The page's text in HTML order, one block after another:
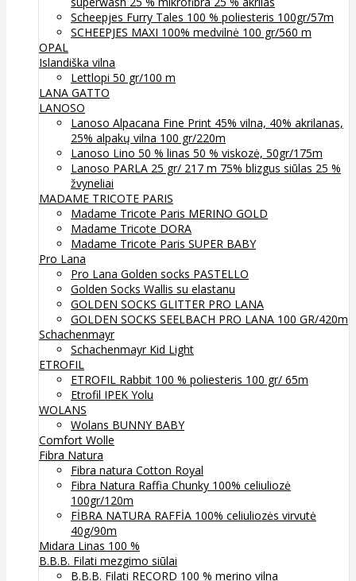
Scheepjes Furry Tales 100 % poliesteris 100gr/57m
SCHEEPJES MAXI 100% medvilnė 100 gr/560 m
OPAL
Islandiška vilna
Lettlopi 50 gr/100 m
LANA GATTO
LANOSO
Lanoso Alpacana Fine Print 45% vilna, 40% akrilanas,
25% alpakų vilna 100 gr/220m
Lanoso Lino 50 % linas 50 % viskozė, 50gr/175m
Lanoso PARLA 25 gr/ 217 m 75% blizgus siūlas 25 %
žvyneliai
MADAME TRICOTE PARIS
Madame Tricote Paris MERINO GOLD
Madame Tricote DORA
Madame Tricote Paris SUPER BABY
Pro Lana
Pro Lana Golden socks PASTELLO
Golden Socks Wallis su elastanu
GOLDEN SOCKS GLITTER PRO LANA
GOLDEN SOCKS SEELBACH PRO LANA 100 GR/420m
Schachenmayr
Schachenmayr Kid Light
ETROFIL
ETROFIL Rabbit 100 % poliesteris 100 gr/ 65m
Etrofil IPEK Yolu
WOLANS
Wolans BUNNY BABY
Comfort Wolle
Fibra Natura
Fibra natura Cotton Royal
Fibra Natura Raffia Chunky 100% celiuliozė
100gr/120m
FİBRA NATURA RAFFİA 100% celiuliozės virvutė
40g/90m
Midara Linas 100 %
B.B.B. Filati mezgimo siūlai
B.B.B. Filati RECORD 100 % merino vilna